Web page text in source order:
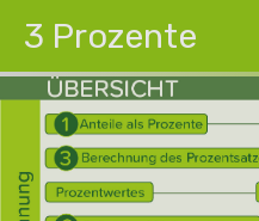
3 Prozente